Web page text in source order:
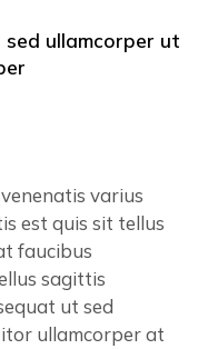
ullamcorper ut
varius
est quis sit tellus
faucibus
sagittis
ut sed
ullamcorper at